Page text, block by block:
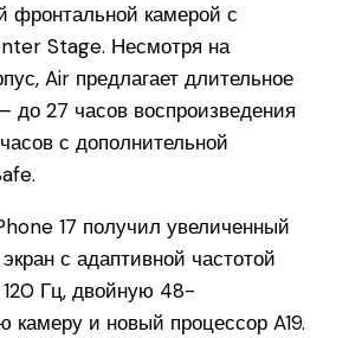
фронтальной камерой с
Stage. Несмотря на
Air предлагает длительное
до 27 часов воспроизведения
с дополнительной
17 получил увеличенный
с адаптивной частотой
Гц, двойную 48-
камеру и новый процессор A19.